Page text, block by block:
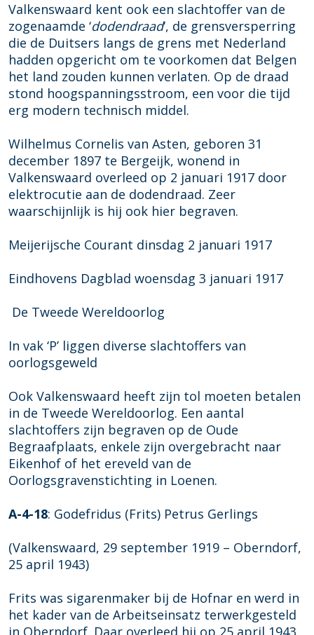
Valkenswaard kent ook een slachtoffer van de
zogenaamde ‘dodendraad‘, de grensversperring
die de Duitsers langs de grens met Nederland
hadden opgericht om te voorkomen dat Belgen
het land zouden kunnen verlaten. Op de draad
stond hoogspanningsstroom, een voor die tijd
erg modern technisch middel.
Wilhelmus Cornelis van Asten, geboren 31
december 1897 te Bergeijk, wonend in
Valkenswaard overleed op 2 januari 1917 door
elektrocutie aan de dodendraad. Zeer
waarschijnlijk is hij ook hier begraven.
Meijerijsche Courant dinsdag 2 januari 1917
Eindhovens Dagblad woensdag 3 januari 1917
De Tweede Wereldoorlog
In vak ‘P’ liggen diverse slachtoffers van
oorlogsgeweld
Ook Valkenswaard heeft zijn tol moeten betalen
in de Tweede Wereldoorlog. Een aantal
slachtoffers zijn begraven op de Oude
Begraafplaats, enkele zijn overgebracht naar
Eikenhof of het ereveld van de
Oorlogsgravenstichting in Loenen.
A-4-18: Godefridus (Frits) Petrus Gerlings
(Valkenswaard, 29 september 1919 – Oberndorf,
25 april 1943)
Frits was sigarenmaker bij de Hofnar en werd in
het kader van de Arbeitseinsatz terwerkgesteld
in Oberndorf. Daar overleed hij op 25 april 1943